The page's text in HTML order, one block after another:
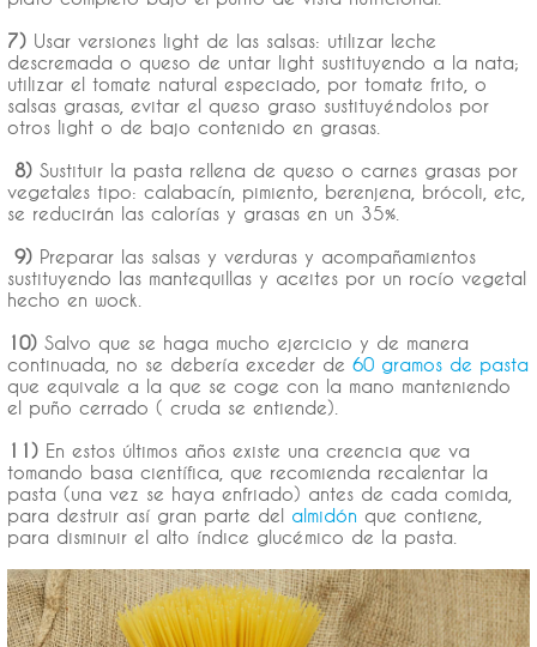
7) Usar versiones light de las salsas: utilizar leche
descremada o queso de untar light sustituyendo a la nata;
utilizar el tomate natural especiado, por tomate frito, o
salsas grasas, evitar el queso graso sustituyéndolos por
otros light o de bajo contenido en grasas.
8) Sustituir la pasta rellena de queso o carnes grasas por
vegetales tipo: calabacín, pimiento, berenjena, brócoli, etc,
se reducirán las calorías y grasas en un 35%.
9) Preparar las salsas y verduras y acompañamientos
sustituyendo las mantequillas y aceites por un rocío vegetal
hecho en wock.
10) Salvo que se haga mucho ejercicio y de manera
continuada, no se debería exceder de 60 gramos de pasta
que equivale a la que se coge con la mano manteniendo
el puño cerrado ( cruda se entiende).
11) En estos últimos años existe una creencia que va
tomando basa científica, que recomienda recalentar la
pasta (una vez se haya enfriado) antes de cada comida,
para destruir así gran parte del almidón que contiene,
para disminuir el alto índice glucémico de la pasta.